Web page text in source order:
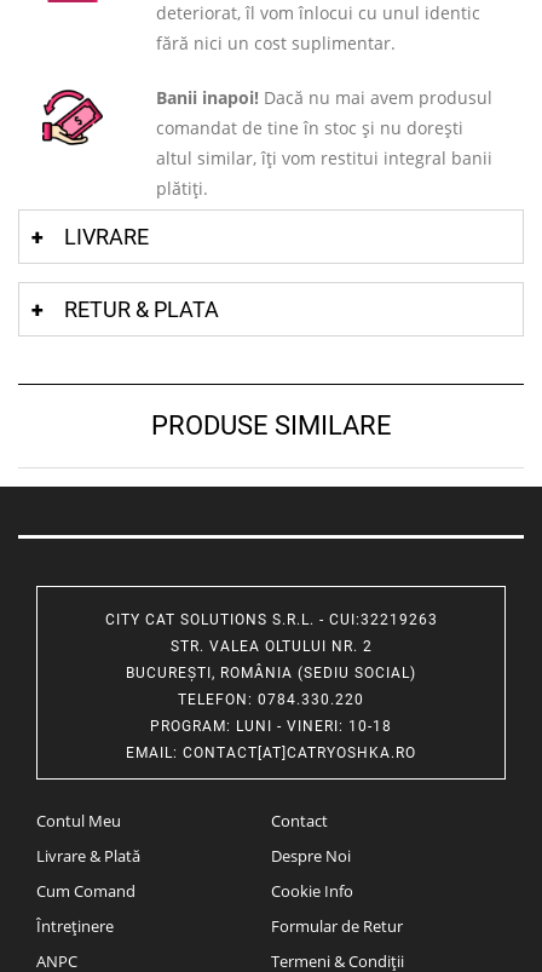
deteriorat, îl vom înlocui cu unul identic
fără nici un cost suplimentar.
Banii inapoi! Dacă nu mai avem produsul
comandat de tine în stoc și nu dorești
altul similar, îți vom restitui integral banii
plătiți.
LIVRARE
RETUR & PLATA
PRODUSE SIMILARE
CITY CAT SOLUTIONS S.R.L. - CUI:32219263
STR. VALEA OLTULUI NR. 2
BUCUREȘTI, ROMÂNIA (SEDIU SOCIAL)
TELEFON : 0784.330.220
PROGRAM: LUNI - VINERI: 10-18
EMAIL: CONTACT[AT]CATRYOSHKA.RO
Contul Meu
Livrare & Plată
Cum Comand
Întreținere
ANPC
Contact
Despre Noi
Cookie Info
Formular de Retur
Termeni & Condiții